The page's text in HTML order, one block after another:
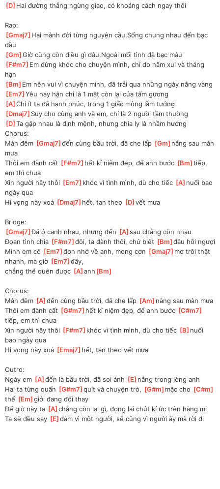
[D ]Hai đường thẳng ngừng giao, có khoảng cách ngay thôi
Rap:
[Gmaj7 ]Hai mảnh đời từng nguyện cầu,Sống chung nhau đến bạc
đầu
[Gm ]
Giờ cũng còn điều gì đâu,Ngoài mối tình đã bạc màu
[F#m7 ]Em đừng khóc cho chuyện mình, chỉ do năm xui và tháng
hạn
[Bm ]Em nên vui vì chuyện mình, đã trải qua những ngày nắng vàng
[Em7 ]
Yêu hay hận chỉ là 1 mặt còn lại của tấm gương
[A ]
Chí ít ta đã hạnh phúc, trong 1 giấc mộng lầm tưởng
[Dmaj7 ]Suy cho cùng anh và em, chỉ là 2 người tầm thường
[D ]
Ta gặp nhau là định mệnh, nhưng chia ly là nhầm hướng
Chorus:
Màn đêm [Gmaj7 ]
đến cùng bầu trời, đã che lấp [Gm ]nắng sau màn
mưa
Thôi em đành cất [F#m7 ]hết kỉ niệm đẹp, để anh bước [Bm ]tiếp,
em thì chưa
Xin người hãy thôi [Em7 ]khóc vì tình mình, dù cho tiếc [A ]nuối bao
ngày qua
Hi vọng này xoá [Dmaj7 ]hết, tan theo [D ]
vết mưa
Bridge:
[Gmaj7 ]
Đã ở cạnh nhau, nhưng đến [A ]
sau chẳng còn nhau
Đọan tình chia [F#m7 ]
đôi, ta đành thôi, chứ biết [Bm ]
đâu hỡi ngượi
Mình em cô [Em7 ]
đơn nhớ về anh, mong cơn [Gmaj7 ]mơ trôi thật
nhanh, mà giờ [Em7 ]
đây,
chẳng thể quên được [A ]
anh [Bm
Chorus:
Màn đêm [A ]
đến cùng bầu trời, đã che lấp [Am ]nắng sau màn mưa
Thôi em đành cất [G#m7 ]hết kỉ niệm đẹp, để anh bước [C#m7
tiếp, em thì chưa
Xin người hãy thôi [F#m7 ]khóc vì tình mình, dù cho tiếc [B ]nuối
bao ngày qua
Hi vọng này xoá [Emaj7 ]hết, tan theo vết mưa
Outro:
Ngày em [A ]
đến là bầu trời, đã soi ánh [E ]nắng trong lòng anh
Hai ta từng quấn [G#m7 ]
quít và chuyện trò, [G#m ]mặc cho [C#m
thế [Em ]
giới đang đổi thay
Để giờ này ta [A ]
chẳng còn lại gì, đọng lại chút kí ức trên hàng mi
Ta sẽ đều say [E ]
đắm vì một người, sẽ cũng vì người ấy mà rời đi